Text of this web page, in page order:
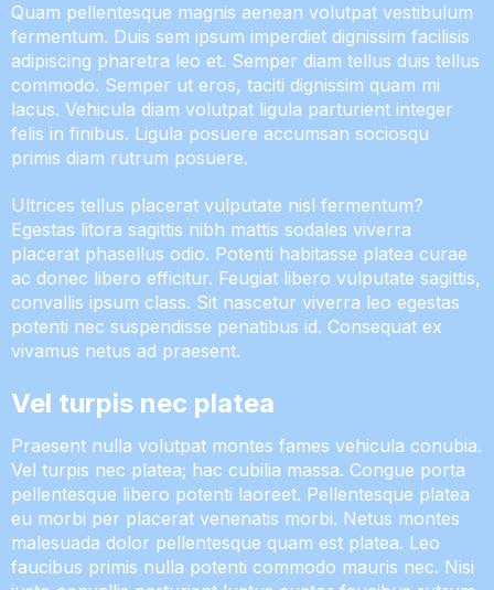
Quam pellentesque magnis aenean volutpat vestibulum
fermentum. Duis sem ipsum imperdiet dignissim facilisis
adipiscing pharetra leo et. Semper diam tellus duis tellus
commodo. Semper ut eros, taciti dignissim quam mi
lacus. Vehicula diam volutpat ligula parturient integer
felis in finibus. Ligula posuere accumsan sociosqu
primis diam rutrum posuere.
Ultrices tellus placerat vulputate nisl fermentum?
Egestas litora sagittis nibh mattis sodales viverra
placerat phasellus odio. Potenti habitasse platea curae
ac donec libero efficitur. Feugiat libero vulputate sagittis,
convallis ipsum class. Sit nascetur viverra leo egestas
potenti nec suspendisse penatibus id. Consequat ex
vivamus netus ad praesent.
Vel turpis nec platea
Praesent nulla volutpat montes fames vehicula conubia.
Vel turpis nec platea; hac cubilia massa. Congue porta
pellentesque libero potenti laoreet. Pellentesque platea
eu morbi per placerat venenatis morbi. Netus montes
malesuada dolor pellentesque quam est platea. Leo
faucibus primis nulla potenti commodo mauris nec. Nisi